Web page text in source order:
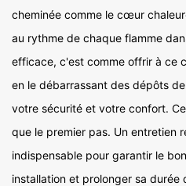
cheminée comme le cœur
au rythme de chaque flamme
efficace, c'est comme offrir à ce
en le débarrassant des dépôts
votre sécurité et votre confort.
que le premier pas. Un entretien
indispensable pour garantir le
installation et prolonger sa durée